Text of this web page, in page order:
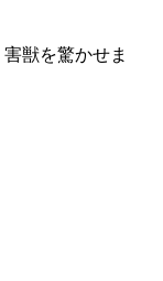
獣を驚かせま